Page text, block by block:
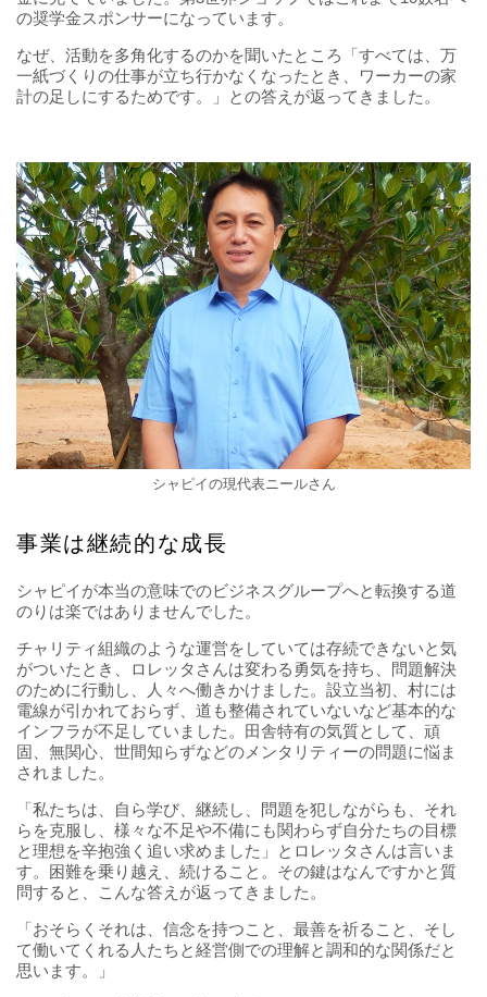
の奨学金スポンサーになっています。
なぜ、活動を多角化するのかを聞いたところ「すべては、万
一紙づくりの仕事が立ち行かなくなったとき、ワーカーの家
計の足しにするためです。」との答えが返ってきました。
シャピイの現代表ニールさん
事業は継続的な成長
シャピイが本当の意味でのビジネスグループへと転換する道
のりは楽ではありませんでした。
チャリティ組織のような運営をしていては存続できないと気
がついたとき、ロレッタさんは変わる勇気を持ち、問題解決
のために行動し、人々へ働きかけました。設立当初、村には
電線が引かれておらず、道も整備されていないなど基本的な
インフラが不足していました。田舎特有の気質として、頑
固、無関心、世間知らずなどのメンタリティーの問題に悩ま
されました。
「私たちは、自ら学び、継続し、問題を犯しながらも、それ
らを克服し、様々な不足や不備にも関わらず自分たちの目標
と理想を辛抱強く追い求めました」とロレッタさんは言いま
す。困難を乗り越え、続けること。その鍵はなんですかと質
問すると、こんな答えが返ってきました。
「おそらくそれは、信念を持つこと、最善を祈ること、そし
て働いてくれる人たちと経営側での理解と調和的な関係だと
思います。」